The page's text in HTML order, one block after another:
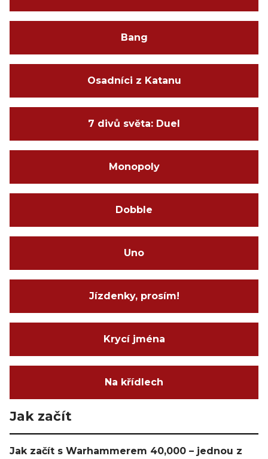
Bang
Osadníci z Katanu
7 divů světa: Duel
Monopoly
Dobble
Uno
Jízdenky, prosím!
Krycí jména
Na křídlech
Jak začít
Jak začít s Warhammerem 40,000 – jednou z